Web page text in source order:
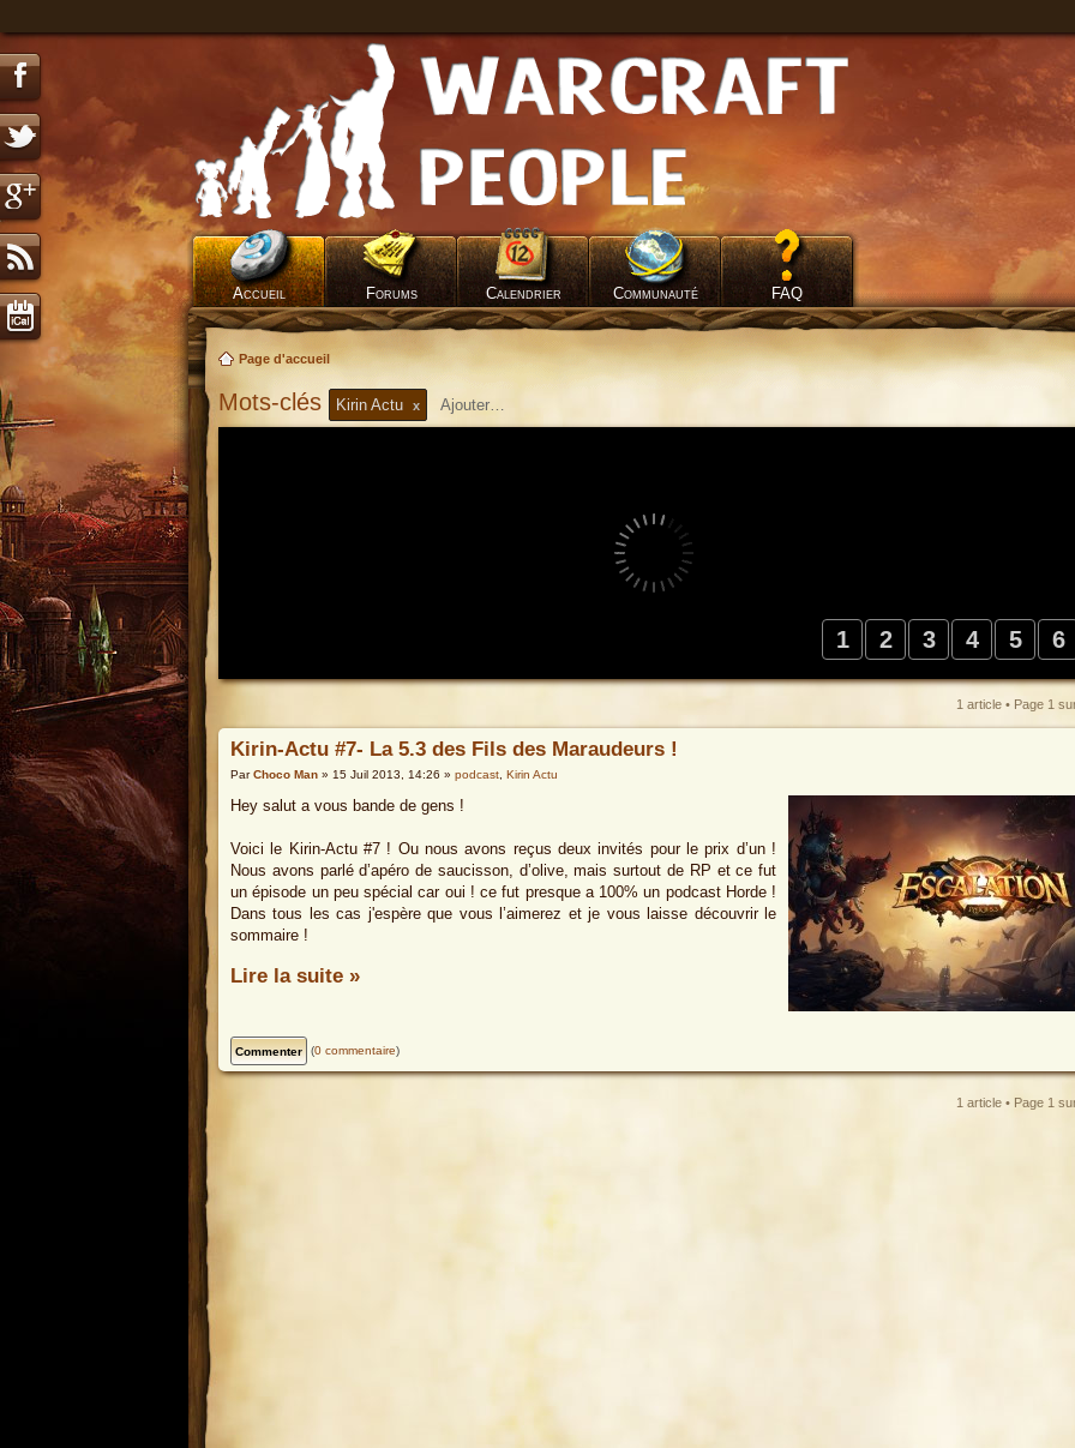
Accueil Forums Calendrier Communauté FAQ
Page d'accueil
Mots-clés Kirin Actu x
1 2 3 4 5 6
1 article • Page 1
Kirin-Actu #7- La 5.3 des Fils des Maraudeurs !
ParChoco Man » 15 Juil 2013, 14:26 » podcast Kirin Actu
Hey salut a vous bande de gens !
Voici le Kirin-Actu #7 ! Ou nous avons reçus deux invités pour le prix d’un !
Nous avons parlé d’apéro de saucisson, d’olive, mais surtout de RP et ce fut
un épisode un peu spécial car oui ! ce fut presque a 100% un podcast Horde !
Dans tous les cas j'espère que vous l’aimerez et je vous laisse découvrir le
sommaire !
Lire la suite »
(0 commentaire)
1 article • Page1